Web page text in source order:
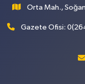
Orta Mah.,
Gazete Ofisi: